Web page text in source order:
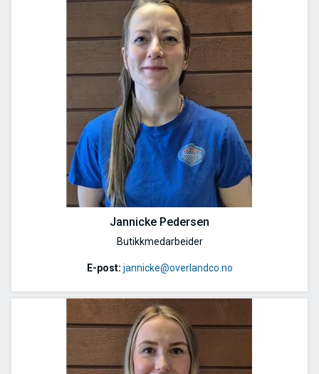
Jannicke Pedersen
Butikkmedarbeider
E-post: jannicke@overlandco.no